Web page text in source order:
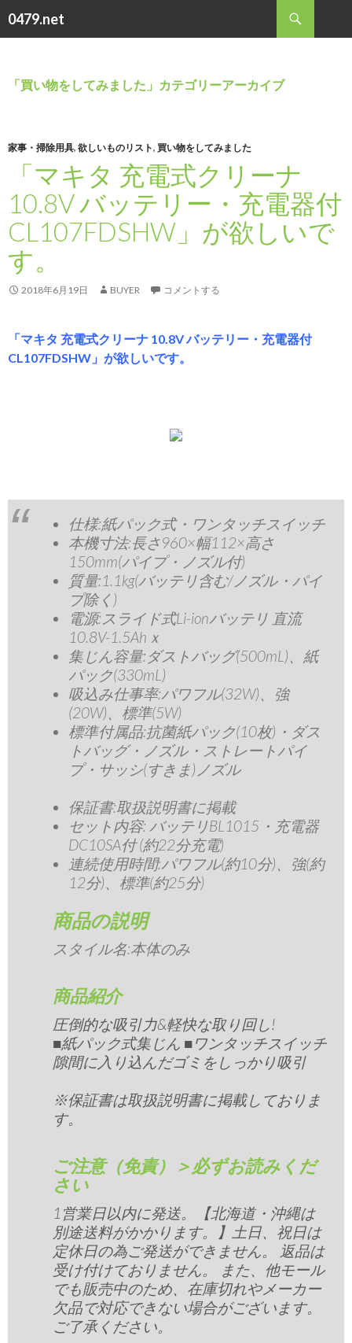
0479.net
索
ン
キ
「買い物をしてみました」カテゴリーアーカイブ
家事・掃除用具, 欲しいものリスト, 買い物をしてみました
「マキタ 充電式クリーナ
10.8V バッテリー・充電器付
CL107FDSHW」が欲しいで
す。
2018年6月19日 BUYER コメントする
「マキタ 充電式クリーナ 10.8V バッテリー・充電器付
CL107FDSHW」が欲しいです。
仕様:紙パック式・ワンタッチスイッチ
本機寸法:長さ960×幅112×高さ
150mm(パイプ・ノズル付)
質量:1.1kg(バッテリ含む/ノズル・パイ
プ除く)
電源:スライド式Li-ionバッテリ 直流
10.8V-1.5Ahｘ
集じん容量:ダストバッグ(500mL)、紙
パック(330mL)
吸込み仕事率:パワフル(32W)、強
(20W)、標準(5W)
標準付属品:抗菌紙パック(10枚)・ダス
トバッグ・ノズル・ストレートパイ
プ・サッシ(すきま)ノズル
保証書:取扱説明書に掲載
セット内容: バッテリBL1015・充電器
DC10SA付 (約22分充電)
連続使用時間:パワフル(約10分)、強(約
12分)、標準(約25分)
商品の説明
スタイル名:本体のみ
商品紹介
圧倒的な吸引力&軽快な取り回し!
■紙パック式集じん ■ワンタッチスイッチ
隙間に入り込んだゴミをしっかり吸引
※保証書は取扱説明書に掲載しておりま
す。
ご注意（免責）＞必ずお読みくだ
さい
1営業日以内に発送。【北海道・沖縄は
別途送料がかかります。】土日、祝日は
定休日の為ご発送ができません。 返品は
受け付けておりません。 また、他モール
でも販売中のため、在庫切れやメーカー
欠品で対応できない場合がございます。
ご了承ください。